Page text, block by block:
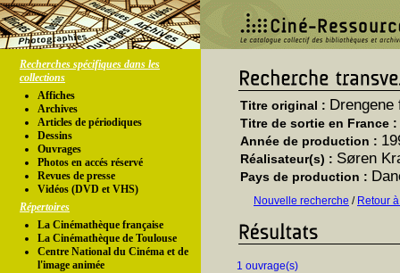
Recherches spécifiques dans les
collections
Affiches
Archives
Articles de périodiques
Dessins
Ouvrages
Photos en accés réservé
Revues de presse
Vidéos (DVD et VHS)
Répertoires
La Cinémathèque française
La Cinémathèque de Toulouse
Centre National du Cinéma et de
l'image animée
Titre original :
Titre de sortie en France :
Année de production :
Réalisateur(s) : Søren
Pays de production :
Nouvelle recherche / Retour
1 ouvrage(s)